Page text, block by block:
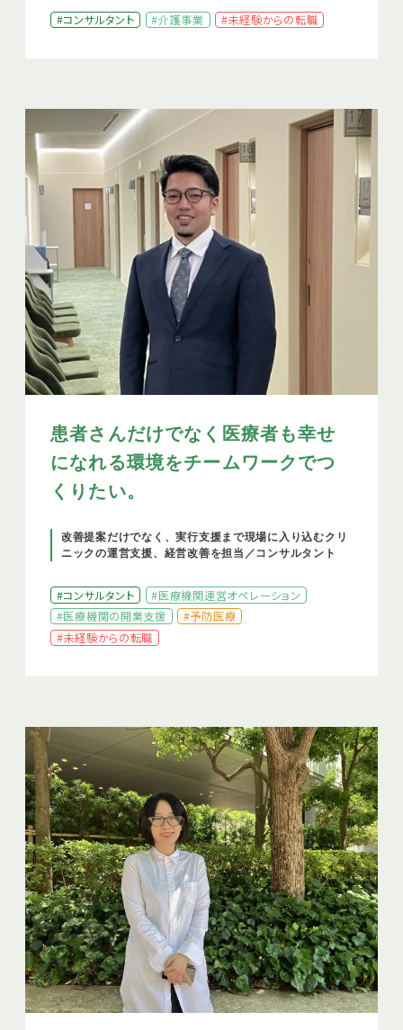
#コンサルタント #介護事業 #未経験からの転職
患者さんだけでなく医療者も幸せ
になれる環境をチームワークでつ
くりたい。
改善提案だけでなく、実行支援まで現場に入り込むクリ
ニックの運営支援、経営改善を担当／コンサルタント
#コンサルタント
#医療機関運営オペレーション
#医療機関の開業支援
#予防医療
#未経験からの転職